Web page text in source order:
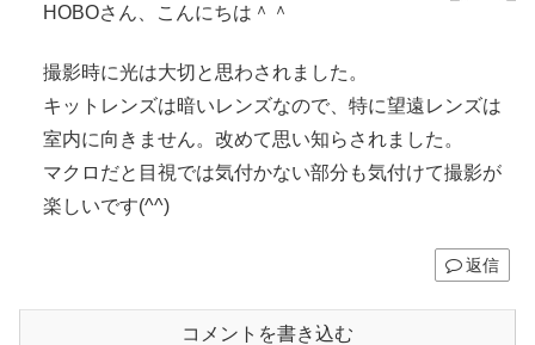
HOBOさん、こんにちは＾＾
撮影時に光は大切と思わされました。
キットレンズは暗いレンズなので、特に望遠レンズは
室内に向きません。改めて思い知らされました。
マクロだと目視では気付かない部分も気付けて撮影が
楽しいです(^^)
返信
コメントを書き込む